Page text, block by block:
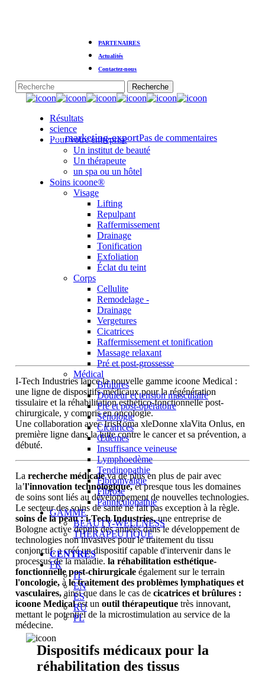
PARTENAIRES
Actualités
Contactez-nous
Recherche
Fermer
recherche
Menu
Résultats
science
Pour votre entreprise
Un institut de beauté
Un thérapeute
un spa ou un hôtel
Soins icoone®
Visage
Lifting
Repulpant
Raffermissement
Drainage
Tonification
Exfoliation
Éclat du teint
Corps
Cellulite
Remodelage -
Drainage
Vergetures
Cicatrices
Raffermissement et tonification
Massage relaxant
Pré et post-grossesse
Médical
Brûlures
Douleur et tension musculaire
Pré et post-opératoire
Sénologie
Cicatrices
Œdèmes
Insuffisance veineuse
Lymphoedème
Tendinopathie
Fibromyalgie
Fibrose
Panniculopathie
GAMME
BEAUTY-WELLNESS
THÉRAPEUTIQUE
CENTRES
FR
IT
EN
ES
RU
PL
Actualités
Innovation technologique
liée à la médecine esthétique
Par marketing-exportPas de commentaires
I-Tech Industries lance la nouvelle gamme icoone Medical :
une ligne de dispositifs médicaux pour la régénération
tissulaire et la réhabilitation esthético-fonctionnelle post-
chirurgicale, y compris en oncologie.
Une collaboration avec IrisRoma xleDonne xlaVita Onlus, en
première ligne dans la lutte contre le cancer et sa prévention, a
débuté.
La recherche médicaleva de plus en plus de pair avec
la’l'innovation technologique,et presque tous les domaines
de soins sont liés au développement de nouvelles technologies.
Le secteur des soins de santé ne fait pas exception à la règle.
soins de la peau : i-Tech Industries,une entreprise de
Bologne active depuis des années dans le développement de
technologies non invasives pour le traitement du tissu
conjonctif, a créé un dispositif capable d'intervenir dans le
processus de la maladie. la réhabilitation esthétique-
fonctionnelle post-chirurgicaleégalement sur le terrain
l'oncologie,àle traitement des problèmes lymphatiques et
vasculaires,ainsi que dans le cas de cicatrices et brûlures :
icoone Medicalest un outil thérapeutiquetrès innovant,
mettant le potentiel de la microstimulation au service de la
médecine.
Dispositifs médicaux pour la
réhabilitation des tissus